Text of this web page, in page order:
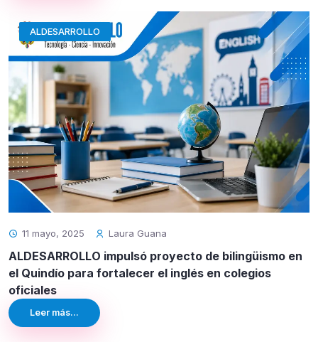
ALDESARROLLO
11 mayo, 2025 Laura Guana
ALDESARROLLO impulsó proyecto de bilingüismo en
el Quindío para fortalecer el inglés en colegios
oficiales
Leer más...